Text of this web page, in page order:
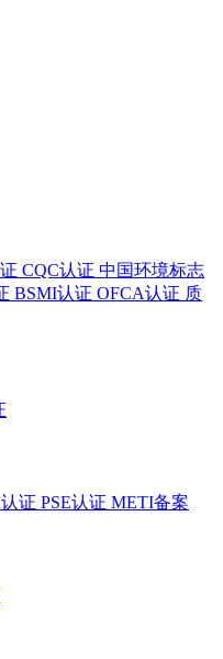
CQC认证 中国环境标志
BSMI认证 OFCA认证 质
证 PSE认证 METI备案